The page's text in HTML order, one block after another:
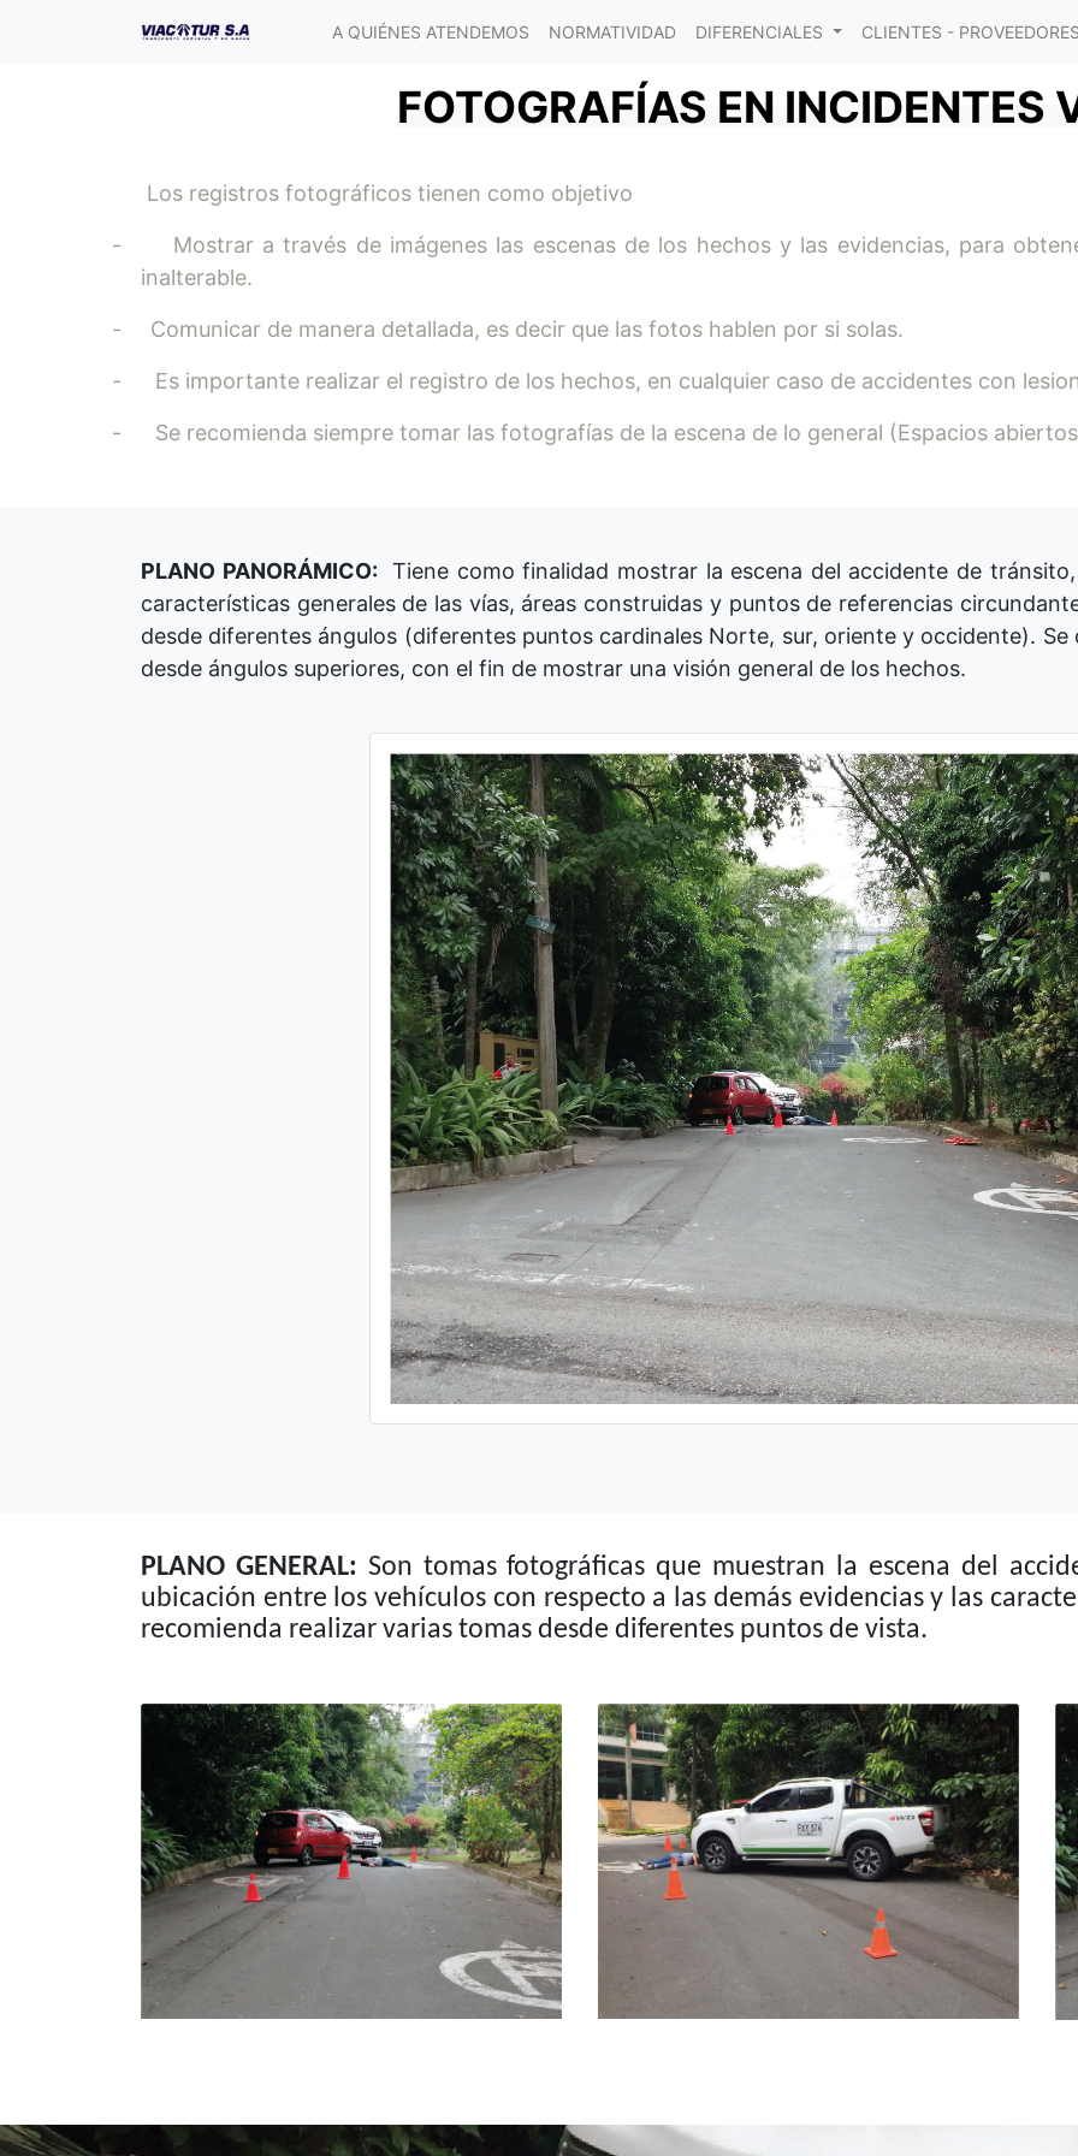
A QUIÉNES ATENDEMOS NORMATIVIDAD DIFERENCIALES CLIENTES -
FOTOGRAFÍAS EN INCIDENTES
Los registros fotográficos tienen como objetivo
-
Mostrar a través de imágenes las escenas de los hechos y las evidencias, para
inalterable.
- Comunicar de manera detallada, es decir que las fotos hablen por si solas.
- Es importante realizar el registro de los hechos, en cualquier caso de accidentes con
- Se recomienda siempre tomar las fotografías de la escena de lo general (Espacios
PLANO PANORÁMICO:
Tiene como finalidad mostrar la escena del accidente de
características generales de las vías, áreas construidas y puntos de referencias
desde diferentes ángulos (diferentes puntos cardinales Norte, sur, oriente y occidente). Se
desde ángulos superiores, con el fin de mostrar una visión general de los hechos.
PLANO GENERAL: Son tomas fotográficas que muestran la escena del
ubicación entre los vehículos con respecto a las demás evidencias y las
recomienda realizar varias tomas desde diferentes puntos de vista.